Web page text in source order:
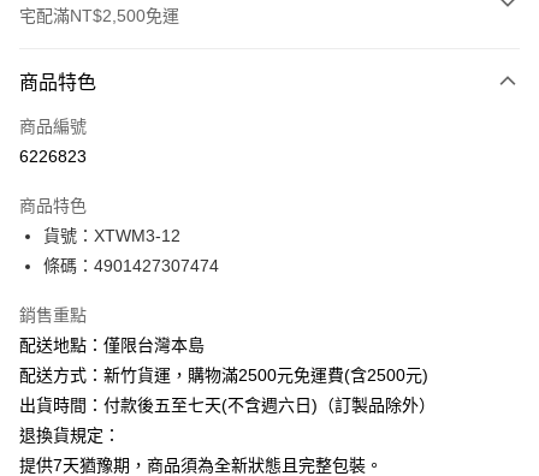
宅配滿NT$2,500免運
信用卡一次付款
Apple Pay
悠遊付
ATM付款
運送方式
下單前請先詢問庫存
每筆NT$130，滿NT$2,500(含以上)免運費
商品特色
商品編號
6226823
商品特色
貨號：XTWM3-12
條碼：4901427307474
銷售重點
配送地點：僅限台灣本島
配送方式：新竹貨運，購物滿2500元免運費(含2500元)
出貨時間：付款後五至七天(不含週六日)（訂製品除外）
退換貨規定：
提供7天猶豫期，商品須為全新狀態且完整包裝。